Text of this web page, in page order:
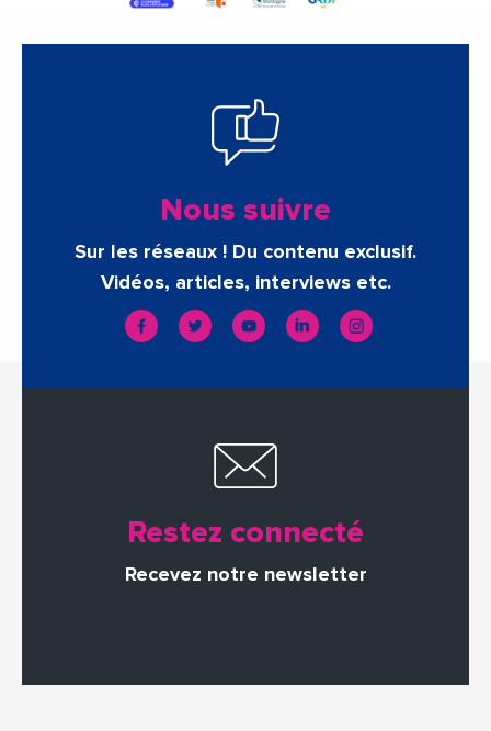
Nous suivre
Sur les réseaux ! Du contenu exclusif.
Vidéos, articles, interviews etc.
Restez connecté
Recevez notre newsletter